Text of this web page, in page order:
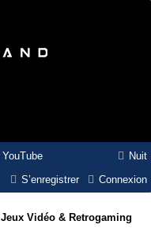
Nuit
YouTube
Connexion
S’enregistrer
Jeux Vidéo & Retrogaming